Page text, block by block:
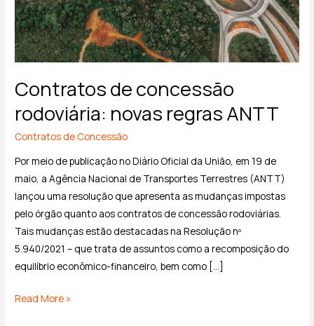
Contratos de concessão
rodoviária: novas regras ANTT
Contratos de Concessão
Por meio de publicação no Diário Oficial da União, em 19 de
maio, a Agência Nacional de Transportes Terrestres (ANTT)
lançou uma resolução que apresenta as mudanças impostas
pelo órgão quanto aos contratos de concessão rodoviárias.
Tais mudanças estão destacadas na Resolução nº
5.940/2021 – que trata de assuntos como a recomposição do
equilíbrio econômico-financeiro, bem como […]
Read More »